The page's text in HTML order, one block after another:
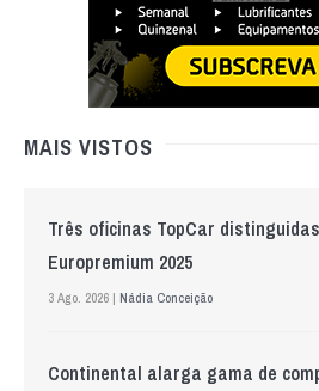
MAIS VISTOS
Três oficinas TopCar
Europremium 2025
3 Ago. 2026 | Nádia Conceição
Continental alarga gama de